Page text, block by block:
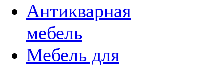
Антикварная
мебель
Мебель для